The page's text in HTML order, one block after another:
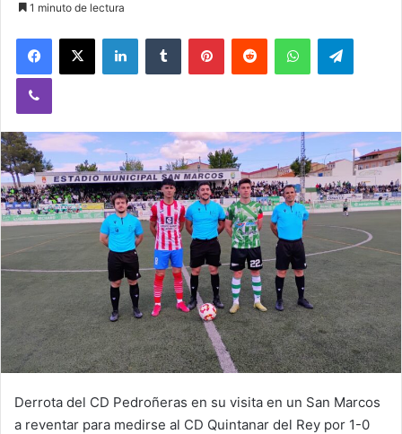
1 minuto de lectura
Derrota del CD Pedroñeras en su visita en un San Marcos
a reventar para medirse al CD Quintanar del Rey por 1-0